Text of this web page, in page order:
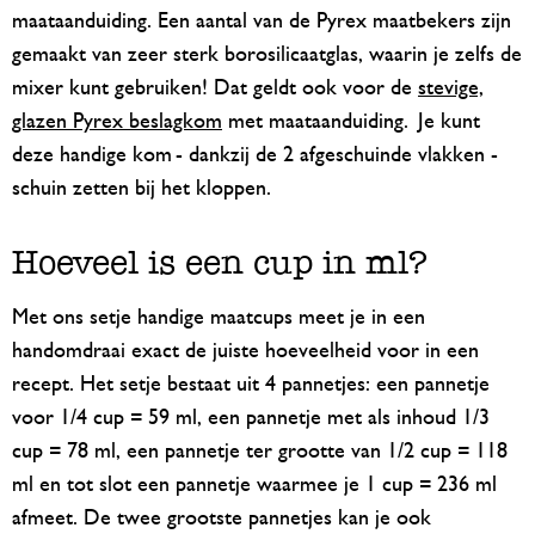
maataanduiding. Een aantal van de Pyrex maatbekers zijn
gemaakt van zeer sterk borosilicaatglas, waarin je zelfs de
mixer kunt gebruiken! Dat geldt ook voor de stevige,
glazen Pyrex beslagkom met maataanduiding. Je kunt
deze handige kom - dankzij de 2 afgeschuinde vlakken -
schuin zetten bij het kloppen.
Hoeveel is een cup in ml?
Met ons setje handige maatcups meet je in een
handomdraai exact de juiste hoeveelheid voor in een
recept. Het setje bestaat uit 4 pannetjes: een pannetje
voor 1/4 cup = 59 ml, een pannetje met als inhoud 1/3
cup = 78 ml, een pannetje ter grootte van 1/2 cup = 118
ml en tot slot een pannetje waarmee je 1 cup = 236 ml
afmeet. De twee grootste pannetjes kan je ook